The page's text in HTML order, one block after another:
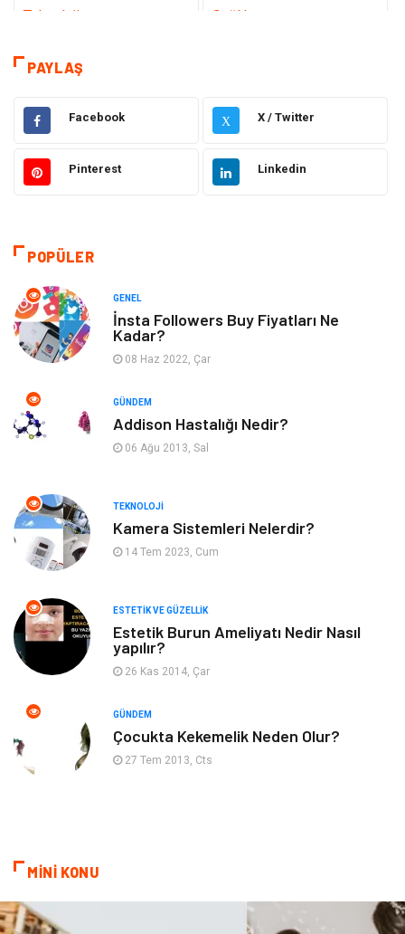
Teknoloji Sağlık
Teknoloji & İnternet
Elektrik & Elektronik Eğitim
Gıda Estetik ve Güzellik
Otomotiv
Giyim
Cilt ve Deri Hastalıkları
Organizasyon Hastalıklar
Kadın Hastalıkları Alternatif Tıp
Güzellik
Beslenme
Psikolojik Hastalıklar
Kanser
PAYLAŞ
Facebook X X / Twitter
Pinterest Linkedin
POPÜLER
GENEL
İnsta Followers Buy Fiyatları Ne
Kadar?
08 Haz 2022, Çar
GÜNDEM
Addison Hastalığı Nedir?
06 Ağu 2013, Sal
TEKNOLOJI
Kamera Sistemleri Nelerdir?
14 Tem 2023, Cum
ESTETIK VE GÜZELLIK
Estetik Burun Ameliyatı Nedir Nasıl
yapılır?
26 Kas 2014, Çar
GÜNDEM
Çocukta Kekemelik Neden Olur?
27 Tem 2013, Cts
MİNİ KONU